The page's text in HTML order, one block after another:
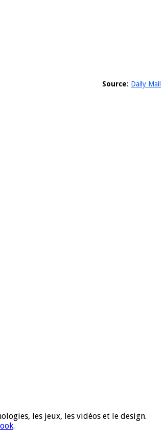
Source: Daily Mail
les jeux, les vidéos et le design.
.